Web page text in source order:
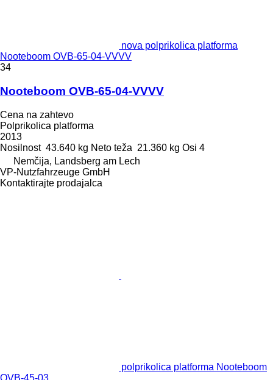
nova polprikolica platforma
Nooteboom OVB-65-04-VVVV
34
Nooteboom OVB-65-04-VVVV
Cena na zahtevo
Polprikolica platforma
2013
Nosilnost 43.640 kg Neto teža 21.360 kg Osi 4
Nemčija, Landsberg am Lech
VP-Nutzfahrzeuge GmbH
Kontaktirajte prodajalca
polprikolica platforma Nooteboom
OVB-45-03